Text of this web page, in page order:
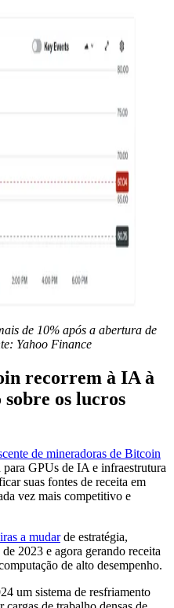
de 10% após a abertura de
Yahoo Finance
recorrem à IA à
sobre os lucros
de mineradoras de Bitcoin
GPUs de IA e infraestrutura
suas fontes de receita em
vez mais competitivo e
a mudarde estratégia,
2023 e agora gerando receita
de alto desempenho.
um sistema de resfriamento